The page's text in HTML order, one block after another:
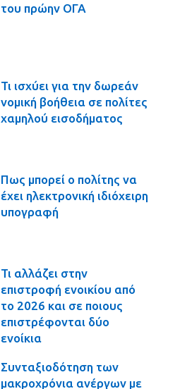
του πρώην ΟΓΑ
Τι ισχύει για την δωρεάν
νομική βοήθεια σε πολίτες
χαμηλού εισοδήματος
Πως μπορεί ο πολίτης να
έχει ηλεκτρονική ιδιόχειρη
υπογραφή
Τι αλλάζει στην
επιστροφή ενοικίου από
το 2026 και σε ποιους
επιστρέφονται δύο
ενοίκια
Συνταξιοδότηση των
μακροχρόνια ανέργων με